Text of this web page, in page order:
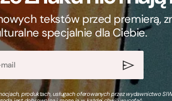
tekstów przed premierą,
specjalnie dla Ciebie.
produktach, usługach oferowanych przez wydawnictwo